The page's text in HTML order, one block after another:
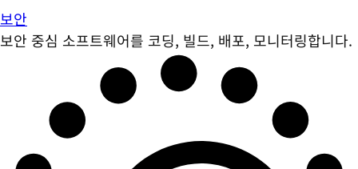
보안
보안 중심 소프트웨어를 코딩, 빌드, 배포, 모니터링합니다.